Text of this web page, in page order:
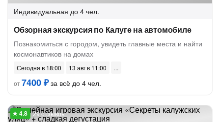
Индивидуальная до 4 чел.
Обзорная экскурсия по Калуге на автомобиле
Познакомиться с городом, увидеть главные места и найти
космонавтиков на домах
Сегодня в 18:00
13 авг в 11:00
от7400 ₽за всё до 4 чел.
29 отзывов